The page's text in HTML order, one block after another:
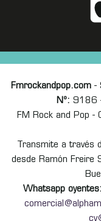
Fmrockandpop.com-
Nº: 9186
FM Rock and Pop
Transmite a través
desde Ramón Freire
Whatsapp oyentes: